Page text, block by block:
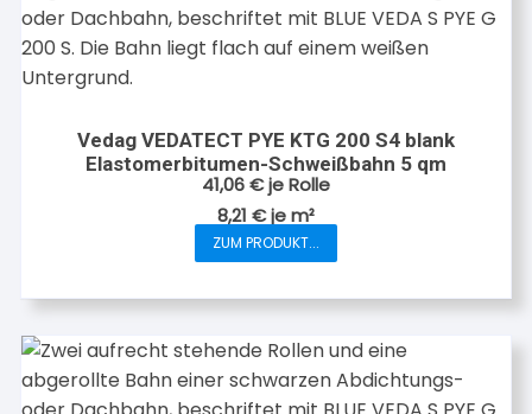
Vedag VEDATECT PYE KTG 200 S4 blank
Elastomerbitumen-Schweißbahn 5 qm
41,06€je Rolle
8,21 €jem²
ZUM PRODUKT...